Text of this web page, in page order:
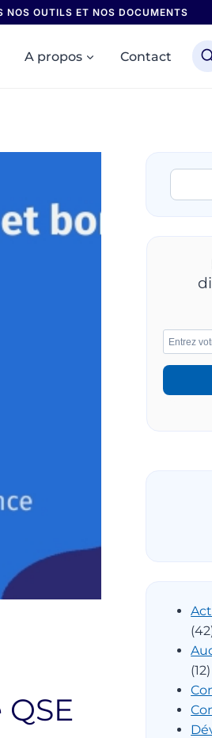
OUTILS ET NOS DOCUMENTS
A propos Contact
(12)